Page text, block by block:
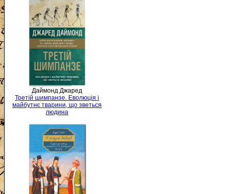
Даймонд Джаред
Третій шимпанзе. Еволюція і
майбутнє тварини, що зветься
людина